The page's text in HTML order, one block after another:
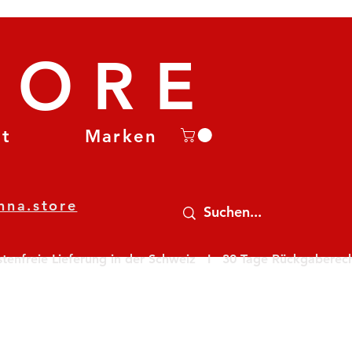
Marken
Lieferung in der Schweiz   I   30 Tage